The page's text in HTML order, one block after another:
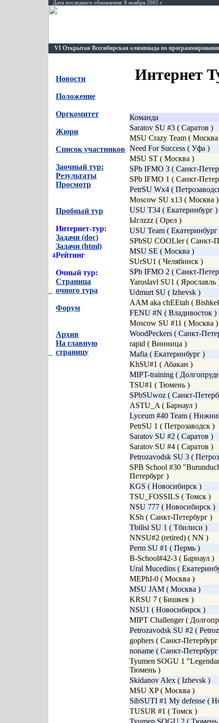
Дата последнего обновления: 8 ноября 2005 г.
VI Открытая Всесибирская олимпиада по
Новости
Положение
Оргкомитет
Жюри
Список участников
Заочный тур:
Результаты
Просмотр
Пробный тур
Интернет-тур:
Задачи (doc)
Задачи (html)
4Рейтинг
Очный тур:
Страница
очного тура
Форум
Архив
На главную
страницу
Интернет
Команда
Saratov SU #3 ( Саратов )
MSU Crazy Team (
Need For Success ( Уфа )
MSU ST ( Москва )
SPb IFMO 3 ( Санкт-
SPb IFMO 1 ( Санкт-
PetrSU Wx4 (
Moscow SU x13 ( Москва )
USU T34 ( Екатеринбург )
Ыглzzz ( Орел )
USU Team ( Екатеринбург
SPbSU COOLler ( Санкт-
MSU SE ( Mосква )
SUrSU1 ( Челябинск )
SPb IFMO 2 ( Санкт-
Yaroslavl SU1 ( Ярославль
Udmurt SU ( Izhevsk )
AAM aka chEEtah (
FENU #N ( Владивосток )
Moscow SU #11 ( Москва )
WoodPeckers ( Санкт-
rapid ( Винница )
Mafia ( Екатеринбург )
KhSU#1 ( Абакан )
MIPT-training (
TSU#1 ( Тюмень )
SPbSUwoz ( Санкт-
ASTU_A ( Барнаул )
Lyceum #40 Team (
PetrSU 1 ( Петрозаводск )
Saratov SU #2 ( Саратов )
Saratov SU #4 ( Саратов )
Petrozavodsk SU 3 (
SPB School #30
Петербург )
KGS ( Новосибирск )
TSU_FOSSILS ( Томск )
NSU 777 ( Новосибирск )
KSh ( Санкт-Петербург )
Tbilisi SU 1 ( Тбилиси )
NNSU#2 (retired) ( NN )
Perm SU #1 ( Пермь )
B-School#42-3 ( Барнаул )
Ural Mucedins (
MEPhI-0 ( Москва )
MSU JAM ( Москва )
KRSU 7 ( Бишкек )
NSU1 ( Новосибирск )
MIPT Challenger (
Petrozavodsk SU #2 (
gophers ( Санкт-
noname ( Санкт-
Tyumen SOGU 1
Тюмень )
Skidanov Alex ( Izhevsk )
MSU XP ( Москва )
SibSUTI #1 My defense (
TUSUR #1 ( Томск )